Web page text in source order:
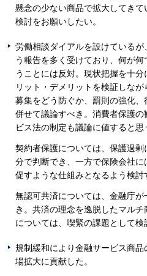
懸念の少ない商品で拡大してき
検討をお願いしたい。
労働相談ダイアルを設けている
う報告を多く受けており、何が
うことには反対。現状把握を十
リット・デメリットを検証しな
募集をどう防ぐか、罰則の強化
併せて議論すべき。消費者保護
ビス法の制定も議論に値すると思
契約者保護については、保護過
分で判断でき、一方で保険会社
促すような仕組みとなるよう検討
無認可共済については、金融庁
き。共済の理念を逸脱したマル
については、喫緊の課題として検
規制緩和により金融サービス商
場拡大に貢献した。